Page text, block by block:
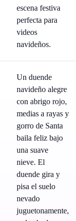
escena festiva
perfecta para
videos
navideños.
Un duende
navideño alegre
con abrigo rojo,
medias a rayas y
gorro de Santa
baila feliz bajo
una suave
nieve. El
duende gira y
pisa el suelo
nevado
juguetonamente,